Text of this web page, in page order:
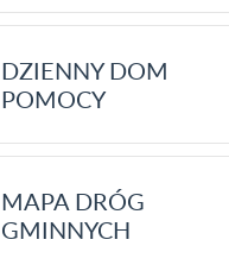
DZIENNY DOM
POMOCY
MAPA DRÓG
GMINNYCH